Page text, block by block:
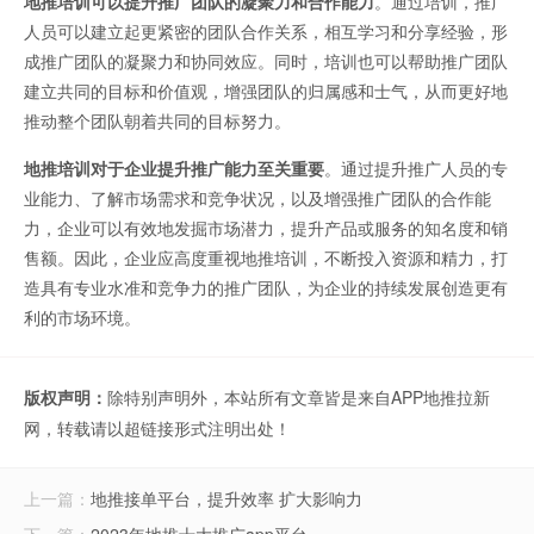
人员可以建立起更紧密的团队合作关系，相互学习和分享经验，形
成推广团队的凝聚力和协同效应。同时，培训也可以帮助推广团队
建立共同的目标和价值观，增强团队的归属感和士气，从而更好地
推动整个团队朝着共同的目标努力。
地推培训对于企业提升推广能力至关重要。通过提升推广人员的专
业能力、了解市场需求和竞争状况，以及增强推广团队的合作能
力，企业可以有效地发掘市场潜力，提升产品或服务的知名度和销
售额。因此，企业应高度重视地推培训，不断投入资源和精力，打
造具有专业水准和竞争力的推广团队，为企业的持续发展创造更有
利的市场环境。
版权声明： 除特别声明外，本站所有文章皆是来自APP地推拉新
网，转载请以超链接形式注明出处！
上一篇： 地推接单平台，提升效率 扩大影响力